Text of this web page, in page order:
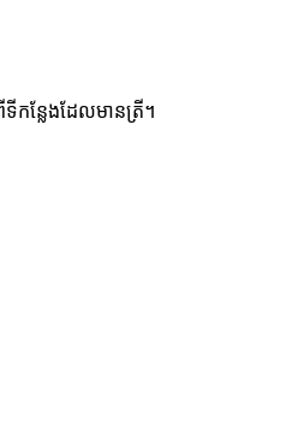
កន្លែងដែលមានត្រី។